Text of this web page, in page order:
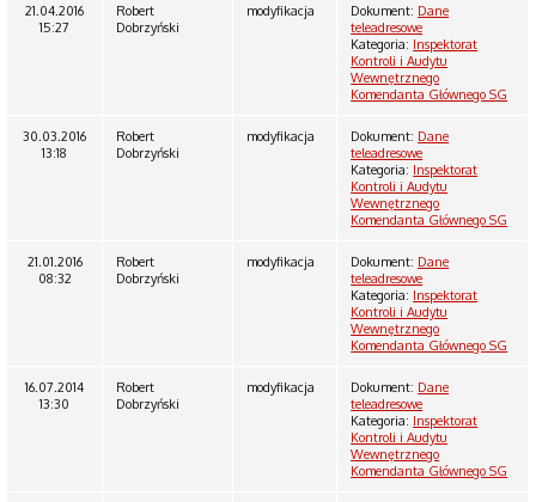
21.04.2016
15:27
Robert
Dobrzyński
modyfikacja Dokument: Dane
teleadresowe
Kategoria: Inspektorat
Kontroli i Audytu
Wewnętrznego
Komendanta Głównego SG
30.03.2016
13:18
Robert
Dobrzyński
modyfikacja Dokument: Dane
teleadresowe
Kategoria: Inspektorat
Kontroli i Audytu
Wewnętrznego
Komendanta Głównego SG
21.01.2016
08:32
Robert
Dobrzyński
modyfikacja Dokument: Dane
teleadresowe
Kategoria: Inspektorat
Kontroli i Audytu
Wewnętrznego
Komendanta Głównego SG
16.07.2014
13:30
Robert
Dobrzyński
modyfikacja Dokument: Dane
teleadresowe
Kategoria: Inspektorat
Kontroli i Audytu
Wewnętrznego
Komendanta Głównego SG